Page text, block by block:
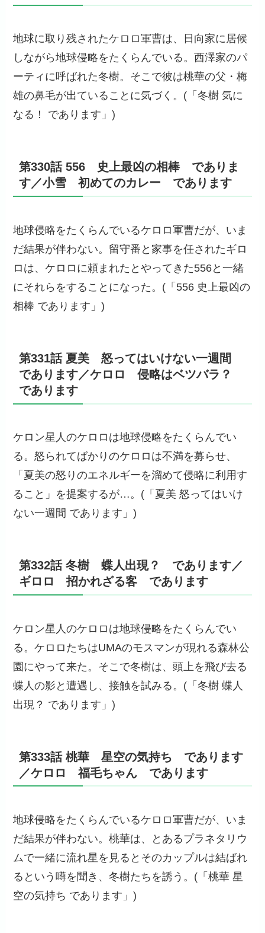
地球に取り残されたケロロ軍曹は、日向家に居候
しながら地球侵略をたくらんでいる。西澤家のパ
ーティに呼ばれた冬樹。そこで彼は桃華の父・梅
雄の鼻毛が出ていることに気づく。(「冬樹 気に
なる！ であります」)
第330話 556 史上最凶の相棒 でありま
す／小雪 初めてのカレー であります
地球侵略をたくらんでいるケロロ軍曹だが、いま
だ結果が伴わない。留守番と家事を任されたギロ
ロは、ケロロに頼まれたとやってきた556と一緒
にそれらをすることになった。(「556 史上最凶の
相棒 であります」)
第331話 夏美 怒ってはいけない一週間
であります／ケロロ 侵略はベツバラ？
であります
ケロン星人のケロロは地球侵略をたくらんでい
る。怒られてばかりのケロロは不満を募らせ、
「夏美の怒りのエネルギーを溜めて侵略に利用す
ること」を提案するが…。(「夏美 怒ってはいけ
ない一週間 であります」)
第332話 冬樹 蝶人出現？ であります／
ギロロ 招かれざる客 であります
ケロン星人のケロロは地球侵略をたくらんでい
る。ケロロたちはUMAのモスマンが現れる森林公
園にやって来た。そこで冬樹は、頭上を飛び去る
蝶人の影と遭遇し、接触を試みる。(「冬樹 蝶人
出現？ であります」)
第333話 桃華 星空の気持ち であります
／ケロロ 福毛ちゃん であります
地球侵略をたくらんでいるケロロ軍曹だが、いま
だ結果が伴わない。桃華は、とあるプラネタリウ
ムで一緒に流れ星を見るとそのカップルは結ばれ
るという噂を聞き、冬樹たちを誘う。(「桃華 星
空の気持ち であります」)